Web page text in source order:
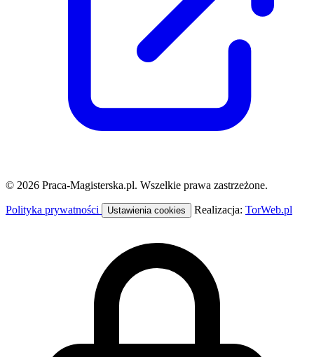
© 2026 Praca-Magisterska.pl. Wszelkie prawa zastrzeżone.
Polityka prywatności Ustawienia cookies Realizacja: TorWeb.pl